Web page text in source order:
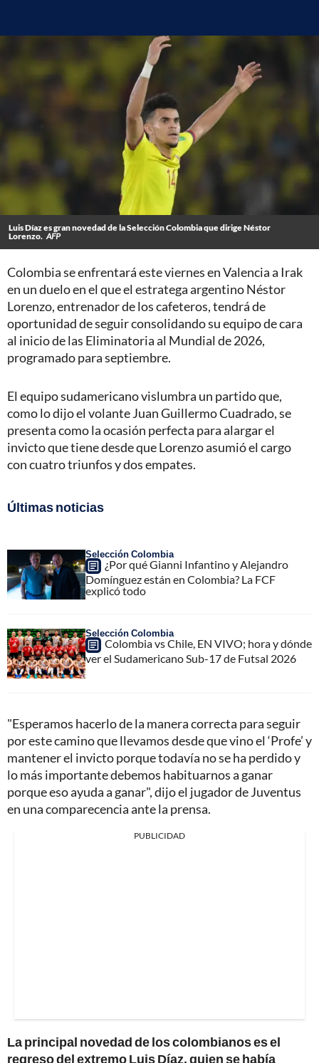
Luis Díaz es gran novedad de la Selección Colombia que dirige Néstor
Lorenzo. AFP
Colombia se enfrentará este viernes en Valencia a Irak
en un duelo en el que el estratega argentino Néstor
Lorenzo, entrenador de los cafeteros, tendrá de
oportunidad de seguir consolidando su equipo de cara
al inicio de las Eliminatoria al Mundial de 2026,
programado para septiembre.
El equipo sudamericano vislumbra un partido que,
como lo dijo el volante Juan Guillermo Cuadrado, se
presenta como la ocasión perfecta para alargar el
invicto que tiene desde que Lorenzo asumió el cargo
con cuatro triunfos y dos empates.
Últimas noticias
Selección Colombia
¿Por qué Gianni Infantino y Alejandro
Domínguez están en Colombia? La FCF
explicó todo
Selección Colombia
Colombia vs Chile, EN VIVO; hora y dónde
ver el Sudamericano Sub-17 de Futsal 2026
"Esperamos hacerlo de la manera correcta para seguir
por este camino que llevamos desde que vino el ‘Profe’ y
mantener el invicto porque todavía no se ha perdido y
lo más importante debemos habituarnos a ganar
porque eso ayuda a ganar", dijo el jugador de Juventus
en una comparecencia ante la prensa.
PUBLICIDAD
La principal novedad de los colombianos es el
regreso del extremo Luis Díaz, quien se había